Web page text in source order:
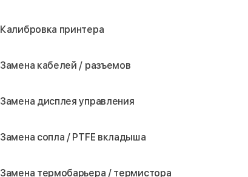
Калибровка принтера
Замена кабелей / разъемов
Замена дисплея управления
Замена сопла / PTFE вкладыша
Замена термобарьера / термистора